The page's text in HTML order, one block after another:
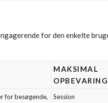
for den enkelte
MAKSIMAL
for besøgende,
Session